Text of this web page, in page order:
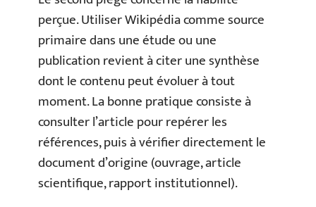
perçue. Utiliser Wikipédia comme source
primaire dans une étude ou une
publication revient à citer une synthèse
dont le contenu peut évoluer à tout
moment. La bonne pratique consiste à
consulter l’article pour repérer les
références, puis à vérifier directement le
document d’origine (ouvrage, article
scientifique, rapport institutionnel).